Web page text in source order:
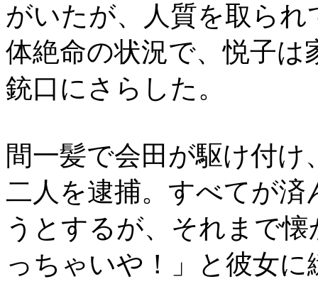
がいたが、人質を取ら
体絶命の状況で、悦子
銃口にさらした。
間一髪で会田が駆け付
二人を逮捕。すべてが
うとするが、それまで
っちゃいや！」と彼女